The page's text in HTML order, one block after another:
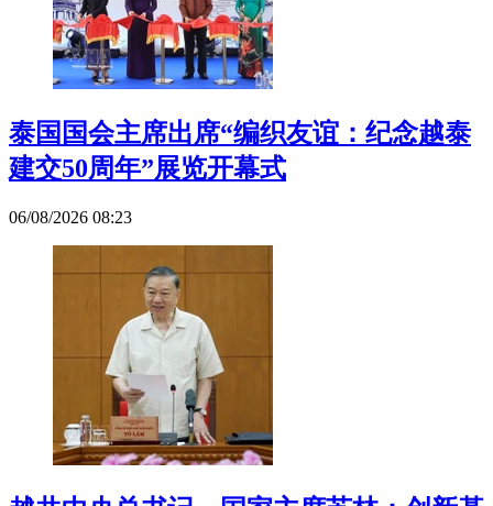
泰国国会主席出席“编织友谊：纪念越泰
建交50周年”展览开幕式
06/08/2026 08:23